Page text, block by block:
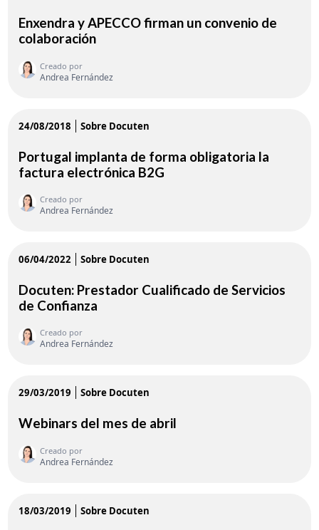
Enxendra y APECCO firman un convenio de
colaboración
Creado por
Andrea Fernández
24/08/2018 Sobre Docuten
Portugal implanta de forma obligatoria la
factura electrónica B2G
Creado por
Andrea Fernández
06/04/2022 Sobre Docuten
Docuten: Prestador Cualificado de Servicios
de Confianza
Creado por
Andrea Fernández
29/03/2019 Sobre Docuten
Webinars del mes de abril
Creado por
Andrea Fernández
18/03/2019 Sobre Docuten